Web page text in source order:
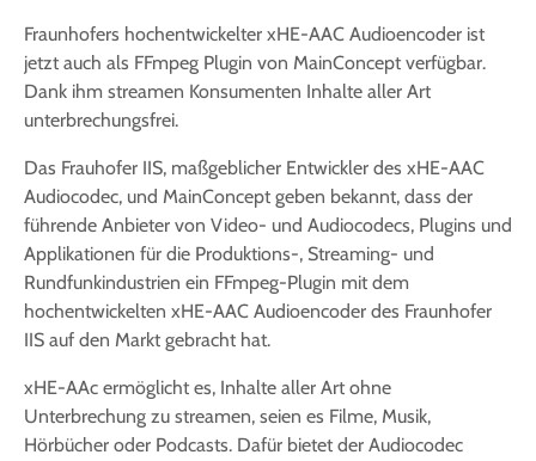
Fraunhofers hochentwickelter xHE-AAC Audioencoder ist
jetzt auch als FFmpeg Plugin von MainConcept verfügbar.
Dank ihm streamen Konsumenten Inhalte aller Art
unterbrechungsfrei.
Das Frauhofer IIS, maßgeblicher Entwickler des xHE-AAC
Audiocodec, und MainConcept geben bekannt, dass der
führende Anbieter von Video- und Audiocodecs, Plugins und
Applikationen für die Produktions-, Streaming- und
Rundfunkindustrien ein FFmpeg-Plugin mit dem
hochentwickelten xHE-AAC Audioencoder des Fraunhofer
IIS auf den Markt gebracht hat.
xHE-AAc ermöglicht es, Inhalte aller Art ohne
Unterbrechung zu streamen, seien es Filme, Musik,
Hörbücher oder Podcasts. Dafür bietet der Audiocodec